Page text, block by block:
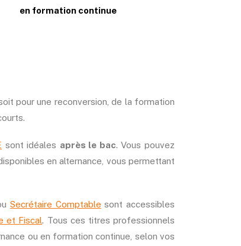
en formation continue
pour une reconversion, de la formation
sont idéales après le bac. Vous pouvez
en alternance, vous permettant
Secrétaire Comptable sont accessibles
et Fiscal. Tous ces titres professionnels
ou en formation continue, selon vos